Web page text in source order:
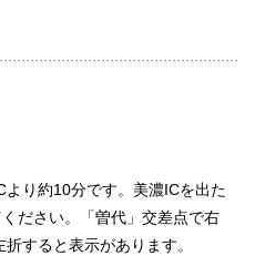
り約10分です。美濃ICを出た
ださい。「曽代」交差点で右
すると表示があります。